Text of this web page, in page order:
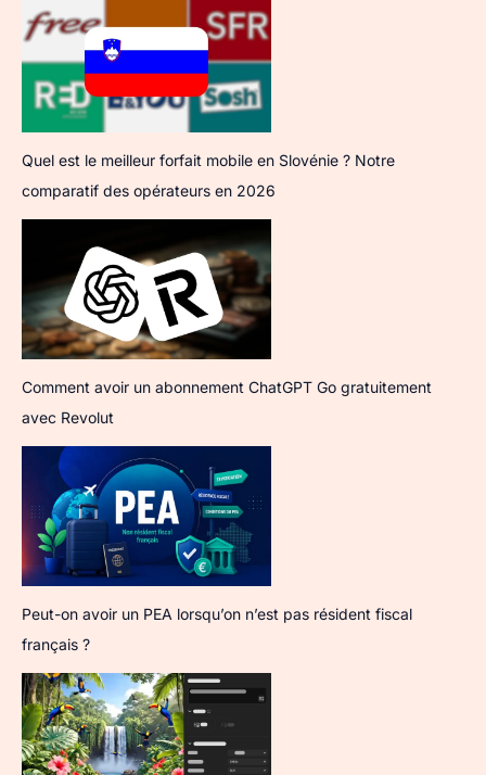
Quel est le meilleur forfait mobile en Slovénie ? Notre
comparatif des opérateurs en 2026
Comment avoir un abonnement ChatGPT Go gratuitement
avec Revolut
Peut-on avoir un PEA lorsqu’on n’est pas résident fiscal
français ?